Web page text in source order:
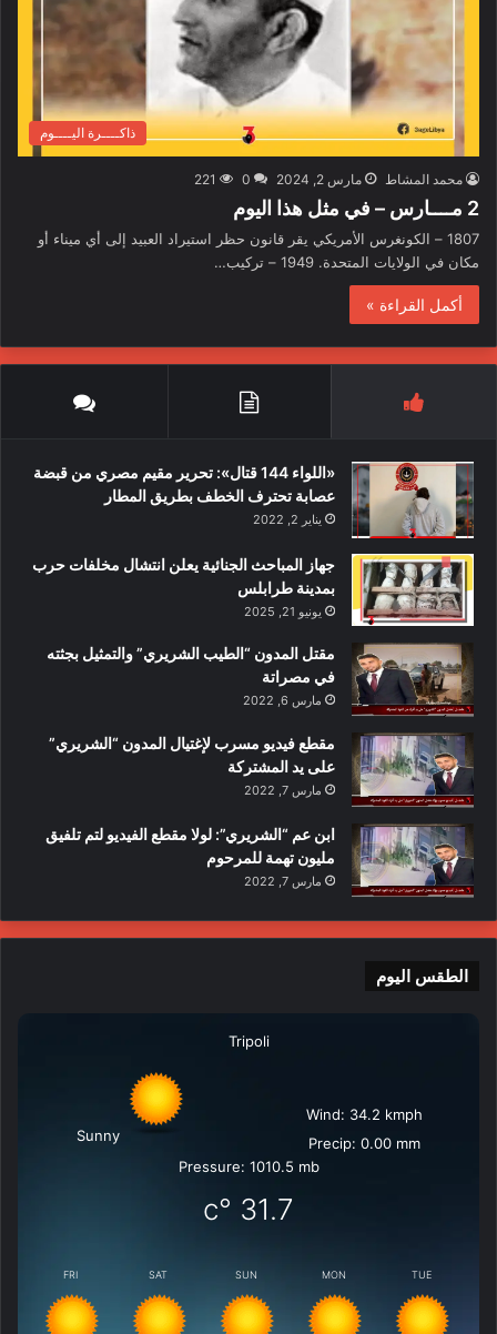
ذاكــــرة اليــــوم
محمد المشاط مارس 2, 2024 0
221
2 مــــارس – في مثل هذا اليوم
1807 – الكونغرس الأمريكي يقر قانون حظر استيراد العبيد إلى أي ميناء أو
مكان في الولايات المتحدة. 1949 – تركيب…
أكمل القراءة »
«اللواء 144 قتال»: تحرير مقيم مصري من قبضة
عصابة تحترف الخطف بطريق المطار
يناير 2, 2022
جهاز المباحث الجنائية يعلن انتشال مخلفات حرب
بمدينة طرابلس
يونيو 21, 2025
مقتل المدون “الطيب الشريري” والتمثيل بجثته
في مصراتة
مارس 6, 2022
مقطع فيديو مسرب لإغتيال المدون “الشريري”
على يد المشتركة
مارس 7, 2022
ابن عم “الشريري”: لولا مقطع الفيديو لتم تلفيق
مليون تهمة للمرحوم
مارس 7, 2022
الطقس اليوم
Tripoli
Sunny
Wind: 34.2 kmph
Precip: 0.00 mm
Pressure: 1010.5 mb
31.7
°c
FRI SAT SUN MON TUE